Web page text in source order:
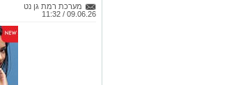
מערכת רמת גן נט
09.06.26 / 11:32